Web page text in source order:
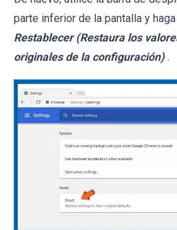
parte inferior de la pantalla y
Restablecer (Restaura los
originales de la configuración) .